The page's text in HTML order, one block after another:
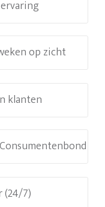
op zicht
klanten
(24/7)